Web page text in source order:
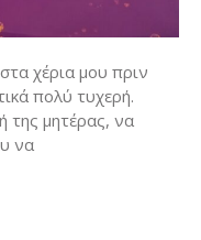
χέρια μου πριν
πολύ τυχερή.
της μητέρας, να
να